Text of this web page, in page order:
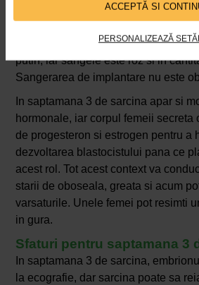
ACCEPTĂ SI
PERSONALIZEAZĂ
blastocistul se implanteaza in stratul
sa vina menstruatia, acest tip de
putin, iar sangele este roz si in
Sangerarea de implantare nu este
In saptamana 3 de sarcina apar si
hormonale, iar corpul femeii secreta
de progesteron si estrogen pentru a
dezvoltarea blastocistului pana ce
acest rol. Tot acest context va
starii de oboseala, greata si acum
varsaturile. Unele femei pot resimti
in gura.
Sfaturi pentru saptamana 3
In saptamana 3 de sarcina,
la ecografie, dar sarcina poate sa